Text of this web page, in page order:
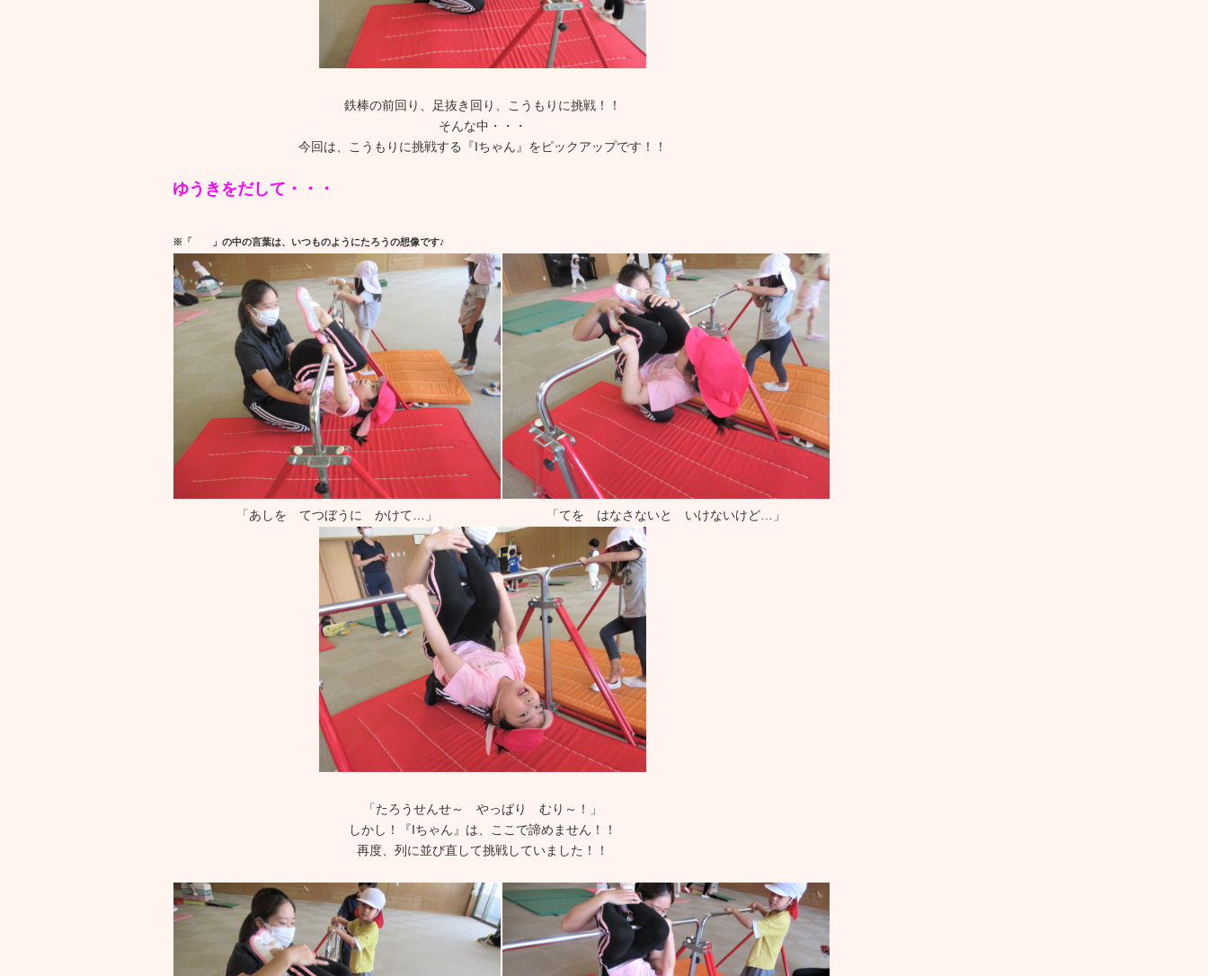
鉄棒の前回り、足抜き回り、こうもりに挑戦！！
そんな中・・・
今回は、こうもりに挑戦する『Iちゃん』をピックアップです！！
ゆうきをだして・・・
※「 」の中の言葉は、いつものようにたろうの想像です♪
「あしを てつぼうに かけて…」 「てを はなさないと いけないけど…」
「たろうせんせ～ やっぱり むり～！」
しかし！『Iちゃん』は、ここで諦めません！！
再度、列に並び直して挑戦していました！！